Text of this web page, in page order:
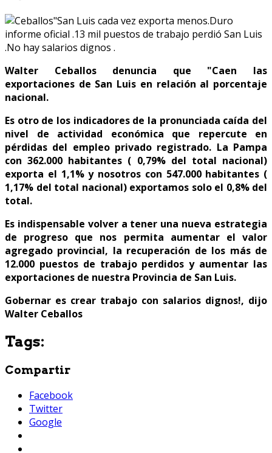
Walter Ceballos denuncia que "Caen las
exportaciones de San Luis en relación al porcentaje
nacional.
Es otro de los indicadores de la pronunciada caída del
nivel de actividad económica que repercute en
pérdidas del empleo privado registrado. La Pampa
con 362.000 habitantes ( 0,79% del total nacional)
exporta el 1,1% y nosotros con 547.000 habitantes (
1,17% del total nacional) exportamos solo el 0,8% del
total.
Es indispensable volver a tener una nueva estrategia
de progreso que nos permita aumentar el valor
agregado provincial, la recuperación de los más de
12.000 puestos de trabajo perdidos y aumentar las
exportaciones de nuestra Provincia de San Luis.
Gobernar es crear trabajo con salarios dignos!, dijo
Walter Ceballos
Tags:
Compartir
Facebook
Twitter
Google